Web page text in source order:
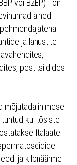
BBP või BzBP) - on
ained.
ja lahustite
pestitsiidides
mõjutada inimese
tuntud kui tõsiste
ftalaate
ja kilpnäärme